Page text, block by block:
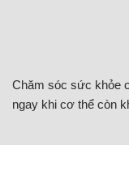
Chăm sóc sức khỏe
ngay khi cơ thể còn